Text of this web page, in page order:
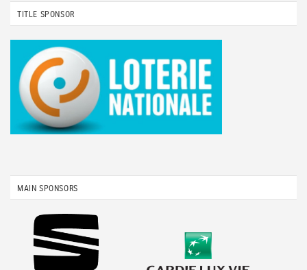
TITLE SPONSOR
MAIN SPONSORS